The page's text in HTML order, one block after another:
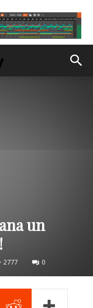
un
2777 0